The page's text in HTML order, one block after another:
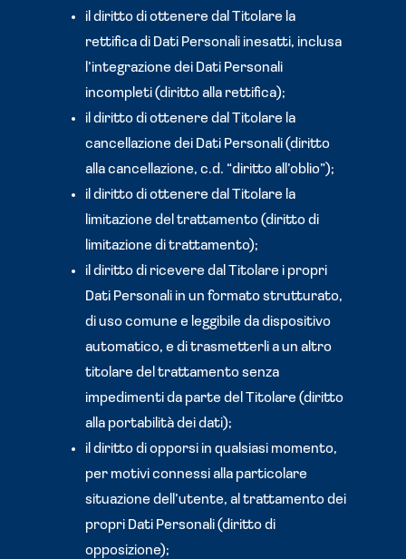
il diritto di ottenere dal Titolare la
rettifica di Dati Personali inesatti, inclusa
l’integrazione dei Dati Personali
incompleti (diritto alla rettifica);
il diritto di ottenere dal Titolare la
cancellazione dei Dati Personali (diritto
alla cancellazione, c.d. “diritto all’oblio”);
il diritto di ottenere dal Titolare la
limitazione del trattamento (diritto di
limitazione di trattamento);
il diritto di ricevere dal Titolare i propri
Dati Personali in un formato strutturato,
di uso comune e leggibile da dispositivo
automatico, e di trasmetterli a un altro
titolare del trattamento senza
impedimenti da parte del Titolare (diritto
alla portabilità dei dati);
il diritto di opporsi in qualsiasi momento,
per motivi connessi alla particolare
situazione dell’utente, al trattamento dei
propri Dati Personali (diritto di
opposizione);